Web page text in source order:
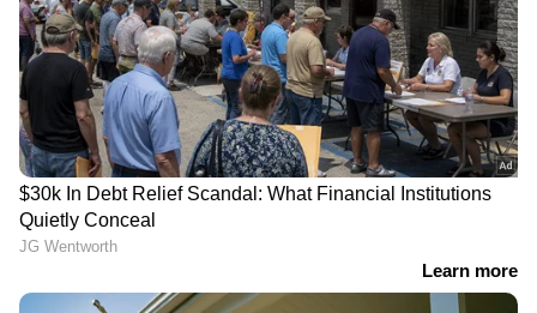
വിവാദങ്ങള്‍ക്കിടെ
ഇൻഫാന്‍റിനോയ്ക്ക് പൂര്‍ണ
പിന്തുണ പ്രഖ്യാപിച്ച്
അർജന്‍റീന; ഭരണം
സുതാര്യമെന്ന് എഎഫ്എ
ലോകകപ്പ് ഫൈനൽ
വേദിയുടെ പേരിലും
രാഷ്ട്രീയ കളി?;
ഇൻഫാന്‍റിനോയ്‌ക്കെതിരെ
പുതിയ ആരോപണം;
നിഷധിച്ച് ഫിഫ